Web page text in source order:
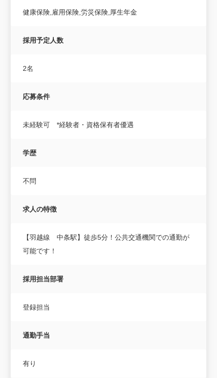
健康保険,雇用保険,労災保険,厚生年金
採用予定人数
2名
応募条件
未経験可 *経験者・資格保有者優遇
学歴
不問
求人の特徴
【羽越線 中条駅】徒歩5分！公共交通機関での通勤が
可能です！
採用担当部署
登録担当
通勤手当
有り